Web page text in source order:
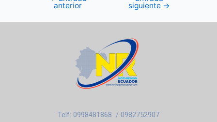
anterior siguiente →
Telf: 0998481868 / 0982752907